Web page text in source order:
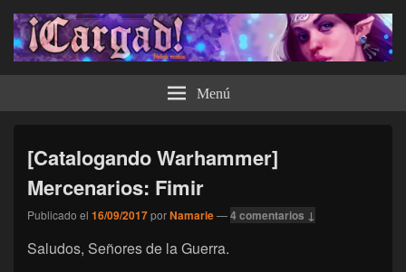
¡Cargad! Menú
[Catalogando Warhammer]
Mercenarios: Fimir
Publicado el 16/09/2017porNamarie—4 comentarios ↓
Saludos, Señores de la Guerra.